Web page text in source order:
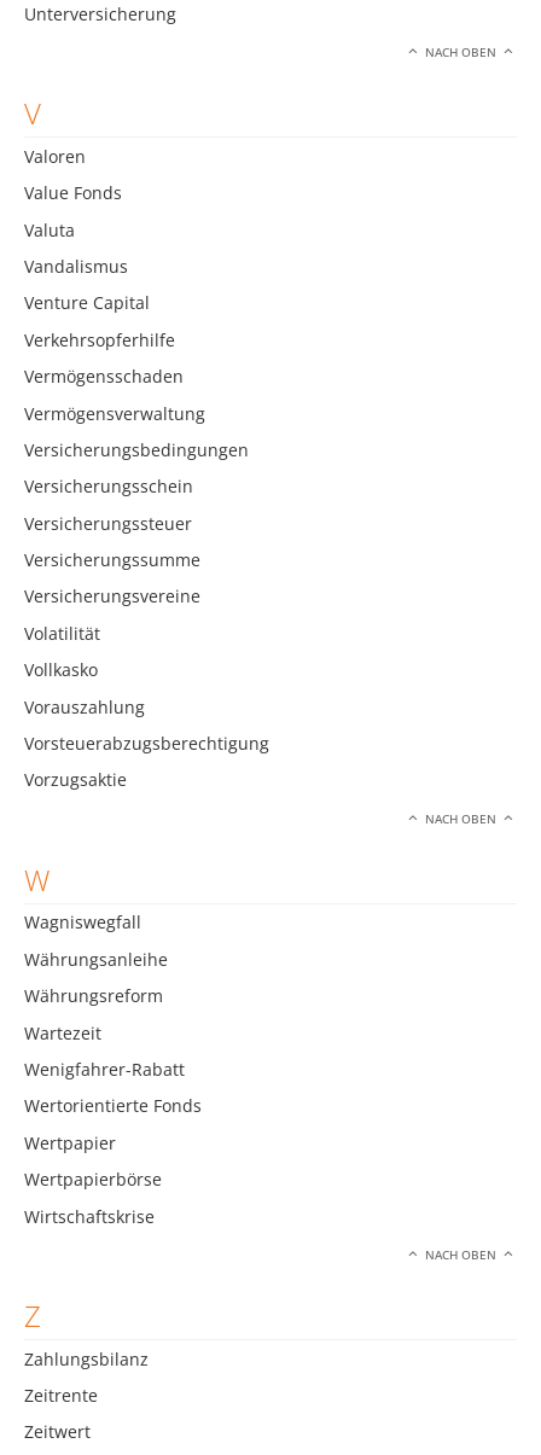
Unterversicherung
NACH OBEN
V
Valoren
Value Fonds
Valuta
Vandalismus
Venture Capital
Verkehrsopferhilfe
Vermögensschaden
Vermögensverwaltung
Versicherungsbedingungen
Versicherungsschein
Versicherungssteuer
Versicherungssumme
Versicherungsvereine
Volatilität
Vollkasko
Vorauszahlung
Vorsteuerabzugsberechtigung
Vorzugsaktie
NACH OBEN
W
Wagniswegfall
Währungsanleihe
Währungsreform
Wartezeit
Wenigfahrer-Rabatt
Wertorientierte Fonds
Wertpapier
Wertpapierbörse
Wirtschaftskrise
NACH OBEN
Z
Zahlungsbilanz
Zeitrente
Zeitwert